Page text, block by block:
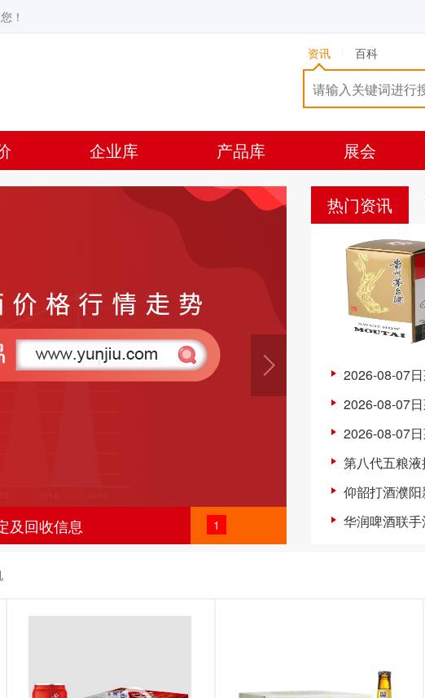
！
资讯 百科
企业库 产品库 展会
1
及回收信息
热门资讯
2026-08-07
2026-08-07
2026-08-07
第八代五粮
仰韶打酒濮
华润啤酒联